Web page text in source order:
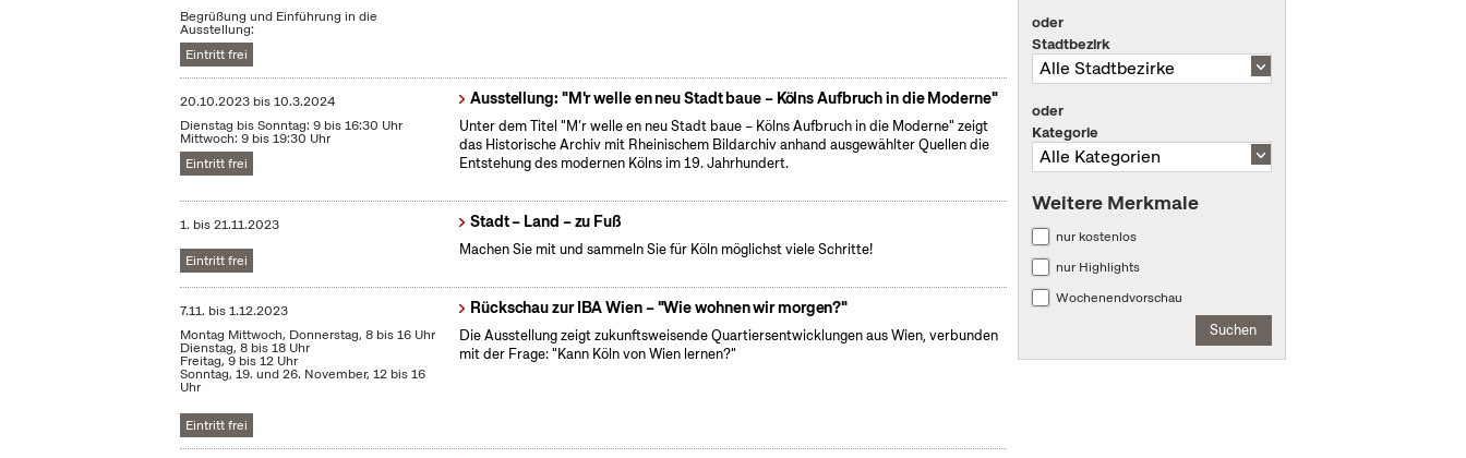
Begrüßung und Einführung in die
Ausstellung:
Eintritt frei
20.10.2023 bis10.3.2024
Dienstag bis Sonntag: 9 bis 16:30 Uhr
Mittwoch: 9 bis 19:30 Uhr
Eintritt frei
Ausstellung: "M'r welle en neu Stadt baue – Kölns Aufbruch in die Moderne"
Unter dem Titel "M’r welle en neu Stadt baue – Kölns Aufbruch in die Moderne" zeigt
das Historische Archiv mit Rheinischem Bildarchiv anhand ausgewählter Quellen die
Entstehung des modernen Kölns im 19. Jahrhundert.
1. bis21.11.2023
Eintritt frei
Stadt – Land – zu Fuß
Machen Sie mit und sammeln Sie für Köln möglichst viele Schritte!
7.11. bis1.12.2023
Montag Mittwoch, Donnerstag, 8 bis 16 Uhr
Dienstag, 8 bis 18 Uhr
Freitag, 9 bis 12 Uhr
Sonntag, 19. und 26. November, 12 bis 16
Uhr
Eintritt frei
Rückschau zur IBA Wien – "Wie wohnen wir morgen?"
Die Ausstellung zeigt zukunftsweisende Quartiersentwicklungen aus Wien, verbunden
mit der Frage: "Kann Köln von Wien lernen?"
oder
Stadtbezirk
oder
Kategorie
Weitere Merkmale
nur kostenlos
nur Highlights
Wochenendvorschau
Suchen